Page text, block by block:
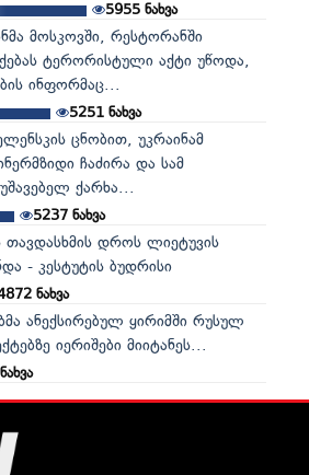
5955 ნახვა
მოსკოვში, რესტორანში
ტერორისტული აქტი უწოდა,
ინფორმაც...
5251ნახვა
ცნობით, უკრაინამ
ჩაძირა და სამ
ქარხა...
5237ნახვა
თავდასხმის დროს ლიეტუვის
- კესტუტის ბუდრისი
ნახვა
ანექსირებულ ყირიმში რუსულ
იერიშები მიიტანეს...